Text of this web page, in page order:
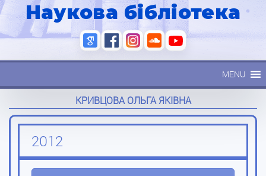
Наукова бібліотека
MENU
КРИВЦОВА ОЛЬГА ЯКІВНА
2012